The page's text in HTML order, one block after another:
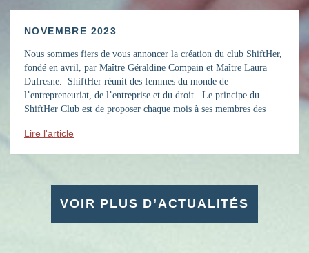
NOVEMBRE 2023
Nous sommes fiers de vous annoncer la création du club ShiftHer,
fondé en avril, par Maître Géraldine Compain et Maître Laura
Dufresne. ShiftHer réunit des femmes du monde de
l’entrepreneuriat, de l’entreprise et du droit. Le principe du
ShiftHer Club est de proposer chaque mois à ses membres des
Lire l'article
VOIR PLUS D’ACTUALITÉS